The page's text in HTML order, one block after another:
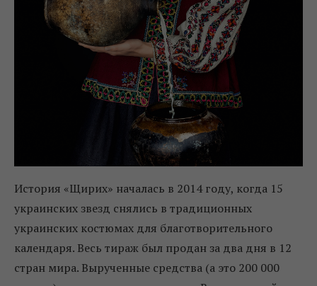
История «Щирих» началась в 2014 году, когда 15
украинских звезд снялись в традиционных
украинских костюмах для благотворительного
календаря. Весь тираж был продан за два дня в 12
стран мира. Вырученные средства (а это 200 000